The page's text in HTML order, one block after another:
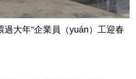
過大年”企業員（yuán）工迎春